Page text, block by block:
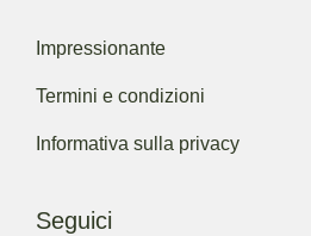
Impressionante
Termini e condizioni
Informativa sulla privacy
Seguici